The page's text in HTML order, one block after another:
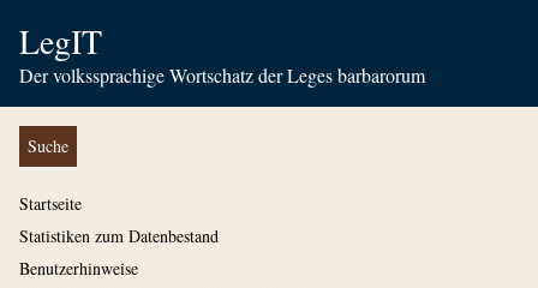
LegIT
Der volkssprachige Wortschatz der Leges barbarorum
Suche
Startseite
Statistiken zum Datenbestand
Benutzerhinweise